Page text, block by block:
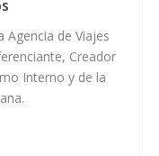
Agencia de Viajes
Creador
Interno y de la